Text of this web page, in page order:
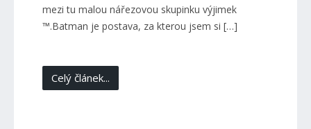
mezi tu malou nářezovou skupinku výjimek
™.Batman je postava, za kterou jsem si […]
Celý článek...